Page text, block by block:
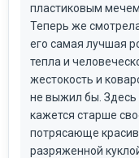
пластиковым
Теперь же
его самая лучшая
тепла и
жестокость и
не выжил бы. Здесь
кажется старше
потрясающе
разряженной